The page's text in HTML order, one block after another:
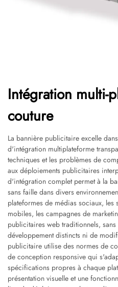
Intégration multi-
couture
La bannière publicitaire excelle
d'intégration multiplateforme
techniques et les problèmes de
aux déploiements publicitaires
d'intégration complet permet à la
sans faille dans divers
plateformes de médias sociaux,
mobiles, les campagnes de
publicitaires web traditionnels,
développement distincts ni de
publicitaire utilise des normes de
de conception responsive qui
spécifications propres à chaque
présentation visuelle et une